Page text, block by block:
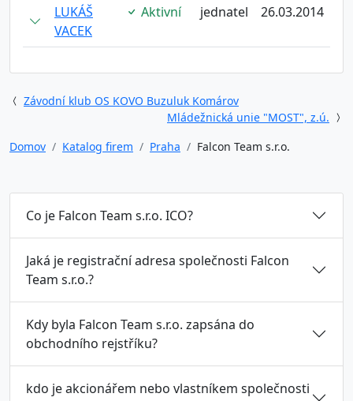
LUKÁŠ
VACEK
Aktivní jednatel 26.03.2014
Závodní klub OS KOVO Buzuluk Komárov
Mládežnická unie "MOST", z.ú.
Domov
Katalog firem Praha Falcon Team s.r.o.
Co je Falcon Team s.r.o. ICO?
Jaká je registrační adresa společnosti Falcon
Team s.r.o.?
Kdy byla Falcon Team s.r.o. zapsána do
obchodního rejstříku?
kdo je akcionářem nebo vlastníkem společnosti